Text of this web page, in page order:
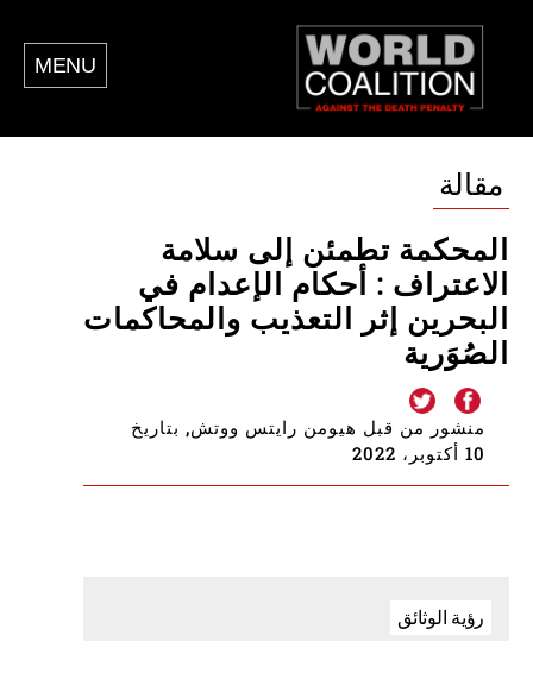
MENU
مقالة
المحكمة تطمئن إلى سلامة
الاعتراف : أحكام الإعدام في
البحرين إثر التعذيب والمحاكمات
الصُوَرية
منشور من قبل هيومن رايتس ووتش, بتاريخ
10 أكتوبر، 2022
رؤية الوثائق